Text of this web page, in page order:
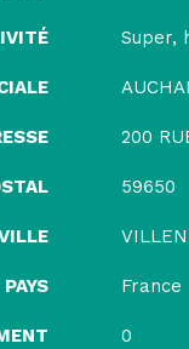
Super,
200
59650
PAYS France
0